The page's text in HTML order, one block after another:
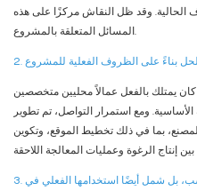
الحالية. وقد ظل النقاش مركزًا على هذه
المسائل المتعلقة بالمشروع.
الحل بناءً على الظروف الفعلية للمشروع
يمتلك بالفعل عمالاً محليين متخصصين
ومع استمرار التواصل، تم تطوير
بما في ذلك تخطيط الموقع، وتكوين
3. لم يقتصر النقاش على اختيار المعدات فحسب، بل شمل أيضًا استخدامها الفعلي في